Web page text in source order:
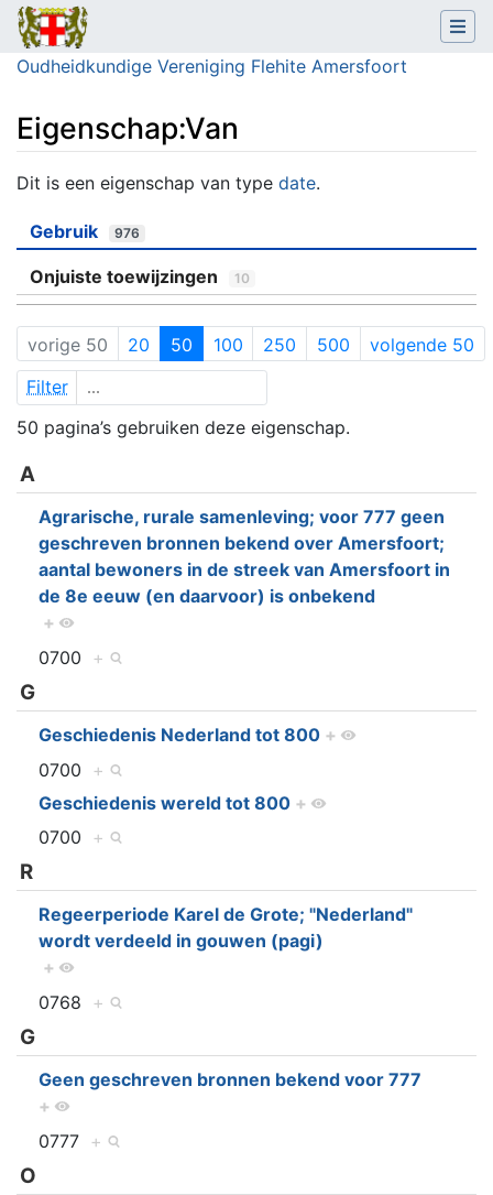
Oudheidkundige Vereniging Flehite Amersfoort
Eigenschap:Van
Ga naar:navigatie,zoeken
Dit is een eigenschap van type date.
Gebruik 976
Onjuiste toewijzingen 10
vorige 50 20 50 100 250 500
volgende 50
Filter
50 pagina’s gebruiken deze eigenschap.
A
Agrarische, rurale samenleving; voor 777 geen
geschreven bronnen bekend over Amersfoort;
aantal bewoners in de streek van Amersfoort in
de 8e eeuw (en daarvoor) is onbekend
+
0700 +
G
Geschiedenis Nederland tot 800 +
0700 +
Geschiedenis wereld tot 800 +
0700 +
R
Regeerperiode Karel de Grote; "Nederland"
wordt verdeeld in gouwen (pagi)
+
0768 +
G
Geen geschreven bronnen bekend voor 777
+
0777 +
O